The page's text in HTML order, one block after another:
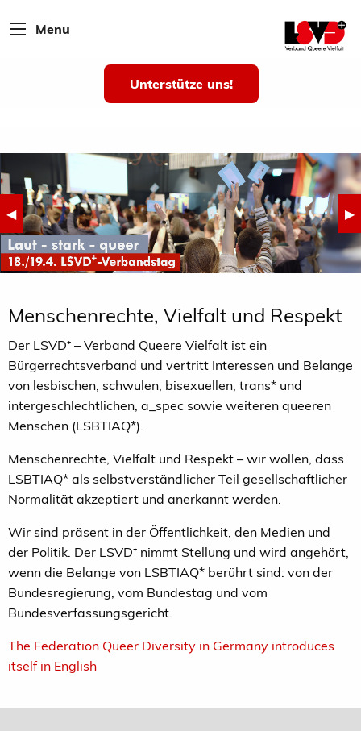
Menu
Unterstütze uns!
Previous Slide
◀︎ ▶︎
Menschenrechte, Vielfalt und Respekt
Der LSVD⁺ – Verband Queere Vielfalt ist ein
Bürgerrechtsverband und vertritt Interessen und Belange
von lesbischen, schwulen, bisexuellen, trans* und
intergeschlechtlichen, a_spec sowie weiteren queeren
Menschen (LSBTIAQ*).
Menschenrechte, Vielfalt und Respekt – wir wollen, dass
LSBTIAQ* als selbstverständlicher Teil gesellschaftlicher
Normalität akzeptiert und anerkannt werden.
Wir sind präsent in der Öffentlichkeit, den Medien und
der Politik. Der LSVD⁺ nimmt Stellung und wird angehört,
wenn die Belange von LSBTIAQ* berührt sind: von der
Bundesregierung, vom Bundestag und vom
Bundesverfassungsgericht.
The Federation Queer Diversity in Germany introduces
itself in English